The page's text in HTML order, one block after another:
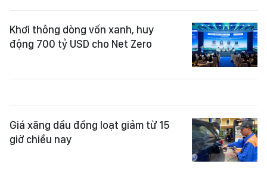
Khơi thông dòng vốn xanh, huy
động 700 tỷ USD cho Net Zero
Giá xăng dầu đồng loạt giảm từ 15
giờ chiều nay